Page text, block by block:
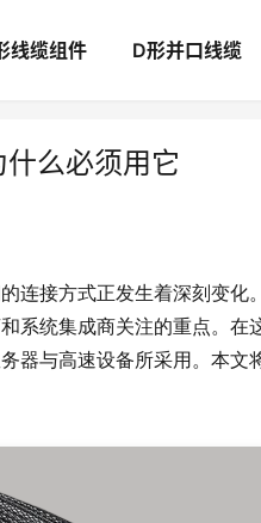
线缆组件 D形并口线缆
么必须用它
连接方式正发生着深刻变化
系统集成商关注的重点。在
器与高速设备所采用。本文